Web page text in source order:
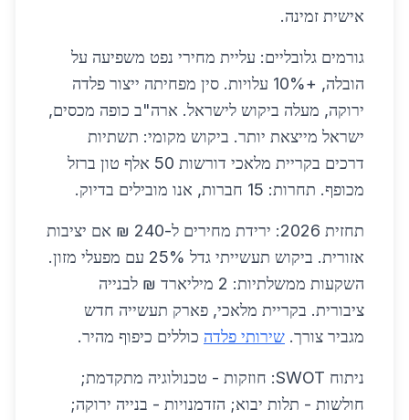
אישית זמינה.
גורמים גלובליים: עליית מחירי נפט משפיעה על
הובלה, +10% עלויות. סין מפחיתה ייצור פלדה
ירוקה, מעלה ביקוש לישראל. ארה"ב כופה מכסים,
ישראל מייצאת יותר. ביקוש מקומי: תשתיות
דרכים בקריית מלאכי דורשות 50 אלף טון ברזל
מכופף. תחרות: 15 חברות, אנו מובילים בדיוק.
תחזית 2026: ירידת מחירים ל-240 ₪ אם יציבות
אזורית. ביקוש תעשייתי גדל 25% עם מפעלי מזון.
השקעות ממשלתיות: 2 מיליארד ₪ לבנייה
ציבורית. בקריית מלאכי, פארק תעשייה חדש
מגביר צורך. שירותי פלדה כוללים כיפוף מהיר.
ניתוח SWOT: חוזקות - טכנולוגיה מתקדמת;
חולשות - תלות יבוא; הזדמנויות - בנייה ירוקה;